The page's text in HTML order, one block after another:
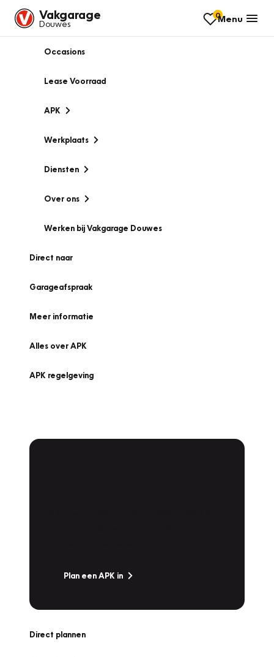
Vakgarage
Douwes
0Menu
Occasions
Lease Voorraad
APK
Werkplaats
Diensten
Over ons
Werken bij Vakgarage Douwes
Direct naar
Garageafspraak
Meer informatie
Alles over APK
APK regelgeving
Plan een APK in
Direct plannen